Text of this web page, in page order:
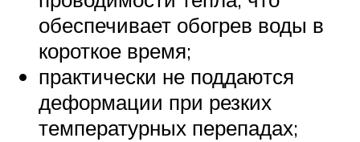
обеспечивает обогрев воды в
короткое время;
практически не поддаются
деформации при резких
температурных перепадах;